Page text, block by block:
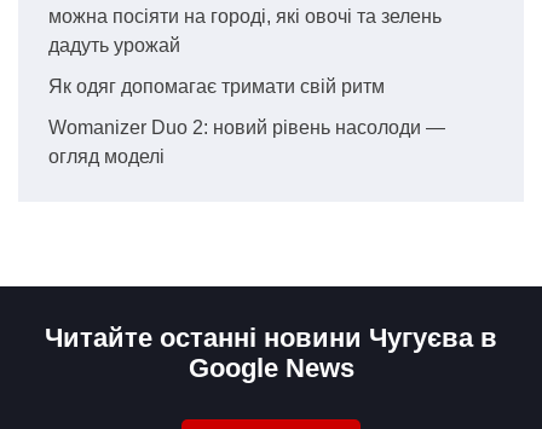
можна посіяти на городі, які овочі та зелень
дадуть урожай
Як одяг допомагає тримати свій ритм
Womanizer Duo 2: новий рівень насолоди —
огляд моделі
Читайте останні новини Чугуєва в
Google News